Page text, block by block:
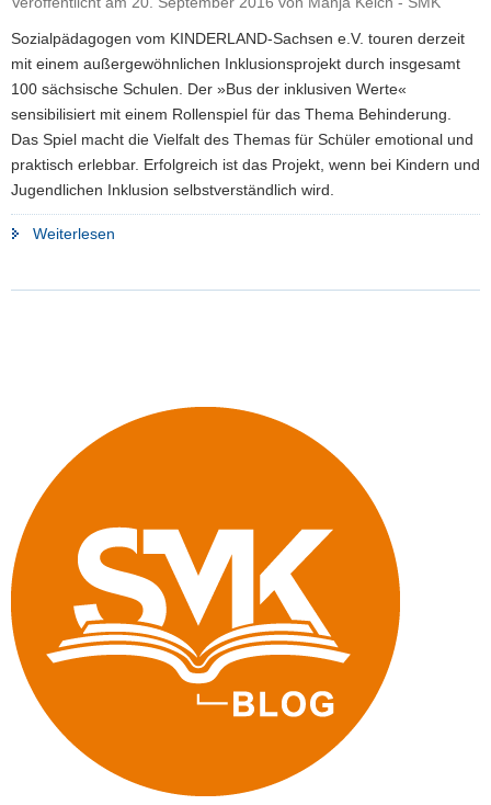
v
i
g
a
t
i
o
Sozialpädagogen vom KINDERLAND-Sachsen e.V. touren derzeit
mit einem außergewöhnlichen Inklusionsprojekt durch insgesamt
100 sächsische Schulen. Der »Bus der inklusiven Werte«
sensibilisiert mit einem Rollenspiel für das Thema Behinderung.
Das Spiel macht die Vielfalt des Themas für Schüler emotional und
praktisch erlebbar. Erfolgreich ist das Projekt, wenn bei Kindern und
Jugendlichen Inklusion selbstverständlich wird.
Weiterlesen
Schüler
für